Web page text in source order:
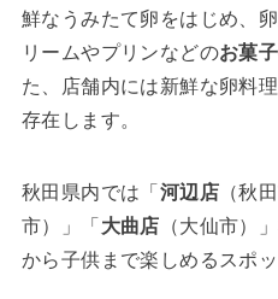
鮮なうみたて卵をはじめ、
リームやプリンなどのお菓
た、店舗内には新鮮な卵料
存在します。
秋田県内では「 河辺店 （秋
市）」「 大曲店
（大仙市）
から子供まで楽しめるスポッ